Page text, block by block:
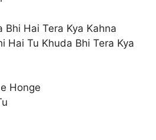
Bhi Hai Tera Kya Kahna
Hai Tu Khuda Bhi Tera Kya
Honge